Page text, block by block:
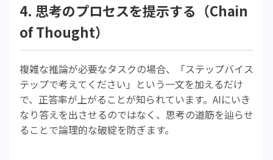
4. 思考のプロセスを提示する（Chain
of Thought）
複雑な推論が必要なタスクの場合、「ステップバイス
テップで考えてください」という一文を加えるだけ
で、正答率が上がることが知られています。AIにいき
なり答えを出させるのではなく、思考の道筋を辿らせ
ることで論理的な破綻を防ぎます。